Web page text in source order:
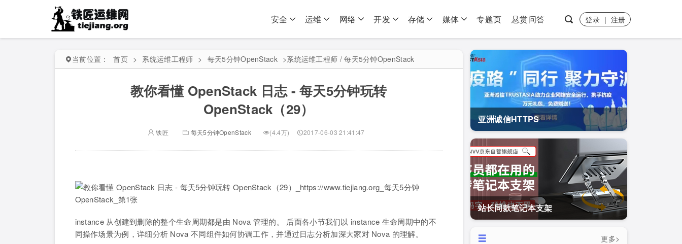
安全 运维 网络 开发 存储 媒体 专题页 悬赏问答 登录 | 注册
当前位置： 首页 > 系统运维工程师 > 每天5分钟OpenStack >系统运维工程师 / 每天5分钟OpenStack
教你看懂 OpenStack 日志 - 每天5分钟玩转
OpenStack（29）
铁匠 每天5分钟OpenStack (4.4万) 2017-06-03 21:41:47
instance 从创建到删除的整个生命周期都是由 Nova 管理的。 后面各小节我们以 instance 生命周期中的不
同操作场景为例，详细分析 Nova 不同组件如何协调工作，并通过日志分析加深大家对 Nova 的理解。
亚洲诚信HTTPS
站长同款笔记本支架
更多>